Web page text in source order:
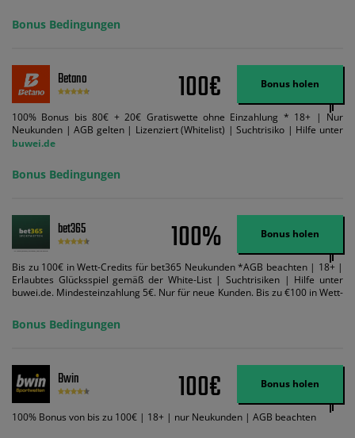
Bedingungen können geändert werden. AGB gelten. Lizenziert; Hilfe bei
Suchtrisiken: buwei.de.
Bonus Bedingungen
Betano 100€ Bonus holen
100% Bonus bis 80€ + 20€ Gratiswette ohne Einzahlung * 18+ | Nur
Neukunden | AGB gelten | Lizenziert (Whitelist) | Suchtrisiko | Hilfe unter
buwei.de
Bonus Bedingungen
bet365 100% Bonus holen
Bis zu 100€ in Wett-Credits für bet365 Neukunden *AGB beachten | 18+ |
Erlaubtes Glücksspiel gemäß der White-List | Suchtrisiken | Hilfe unter
buwei.de. Mindesteinzahlung 5€. Nur für neue Kunden. Bis zu €100 in Wett-
ein und wir geben Ihnen die entsprechende qualifizierende Einzahlung in
Wett-Credits, wenn Sie qualifizierende Wetten im gleichen Wert platzieren
Wett-Credits aus. Es gelten die AGB, Zeitlimits und Ausnahmen. Der Bonus-
Code VIPANGEBOT kann während der Anmeldung benutzt werden, jedoch
ändert dies den Angebotsbetrag in keinster Weise.
Bonus Bedingungen
Bwin 100€ Bonus holen
100% Bonus von bis zu 100€ | 18+ | nur Neukunden | AGB beachten